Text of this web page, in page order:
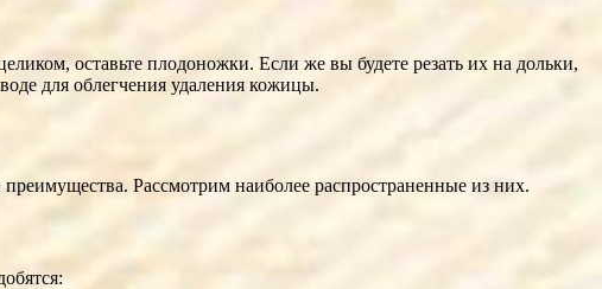
оставьте плодоножки. Если же вы будете резать их на дольки,
для облегчения удаления кожицы.
Рассмотрим наиболее распространенные из них.